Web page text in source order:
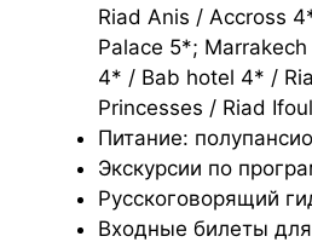
Riad Anis / Accross
Palace 5*;
4* / Bab hotel 4* /
Princesses / Riad
Питание:
Экскурсии по
Русскоговорящий
Входные билеты